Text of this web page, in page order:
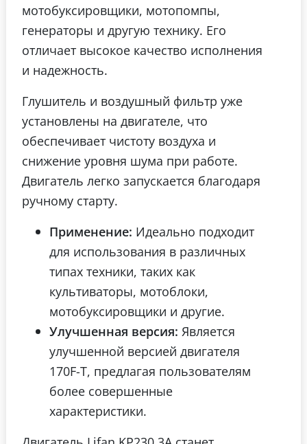
мотобуксировщики, мотопомпы,
генераторы и другую технику. Его
отличает высокое качество исполнения
и надежность.
Глушитель и воздушный фильтр уже
установлены на двигателе, что
обеспечивает чистоту воздуха и
снижение уровня шума при работе.
Двигатель легко запускается благодаря
ручному старту.
Применение: Идеально подходит
для использования в различных
типах техники, таких как
культиваторы, мотоблоки,
мотобуксировщики и другие.
Улучшенная версия: Является
улучшенной версией двигателя
170F-T, предлагая пользователям
более совершенные
характеристики.